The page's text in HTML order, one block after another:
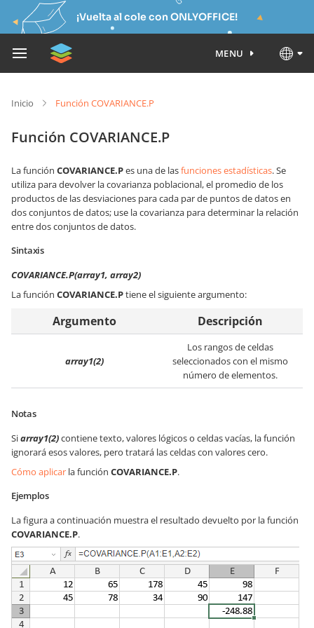
¡Vuelta al cole con ONLYOFFICE!
MENU
Inicio Función COVARIANCE.P
Función COVARIANCE.P
La función COVARIANCE.Pes una de lasfunciones estadísticas. Se
utiliza para devolver la covarianza poblacional, el promedio de los
productos de las desviaciones para cada par de puntos de datos en
dos conjuntos de datos; use la covarianza para determinar la relación
entre dos conjuntos de datos.
Sintaxis
COVARIANCE.P(array1, array2)
La función COVARIANCE.Ptiene el siguiente argumento:
Argumento Descripción
array1(2)
Los rangos de celdas
seleccionados con el mismo
número de elementos.
Notas
Siarray1(2)contiene texto, valores lógicos o celdas vacías, la función
ignorará esos valores, pero tratará las celdas con valores cero.
Cómo aplicar la función COVARIANCE.P.
Ejemplos
La figura a continuación muestra el resultado devuelto por la función
COVARIANCE.P.